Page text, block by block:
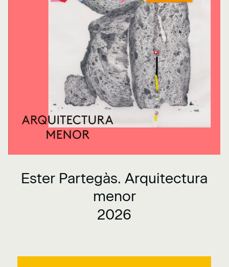
Ester Partegàs. Arquitectura
menor
2026